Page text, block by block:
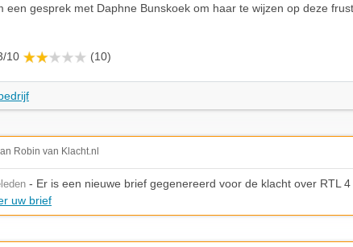
een gesprek met Daphne Bunskoek om haar te wijzen op deze
10 (10)
Robin van Klacht.nl
- Er is een nieuwe brief gegenereerd voor de klacht over RTL 4
uw brief